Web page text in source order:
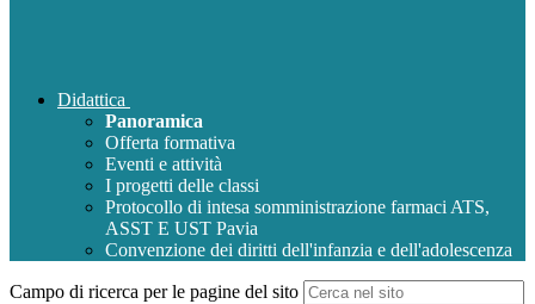
Didattica
Panoramica
Offerta formativa
Eventi e attività
I progetti delle classi
Protocollo di intesa somministrazione farmaci ATS,
ASST E UST Pavia
Convenzione dei diritti dell'infanzia e dell'adolescenza
Campo di ricerca per le pagine del sito